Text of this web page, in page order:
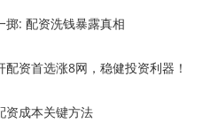
掷: 配资洗钱暴露真相
资首选涨8网，稳健投资利器！
资成本关键方法